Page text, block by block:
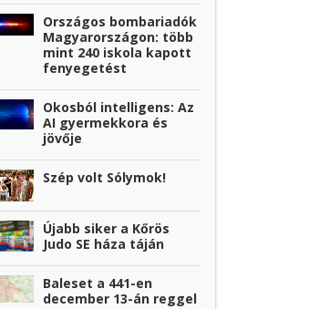
Országos bombariadók
Magyarországon: több
mint 240 iskola kapott
fenyegetést
Okosból intelligens: Az
AI gyermekkora és
jövője
Szép volt Sólymok!
Újabb siker a Kőrös
Judo SE háza táján
Baleset a 441-en
december 13-án reggel